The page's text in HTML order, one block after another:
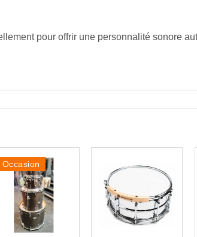
pour offrir une personnalité sonore
Occasion